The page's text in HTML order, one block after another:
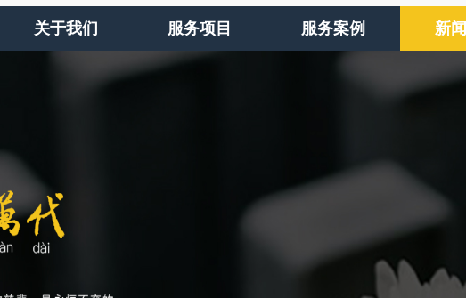
关于我们 服务项目 服务案例 新